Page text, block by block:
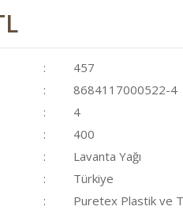
457
8684117000522-4
4
400
Lavanta Yağı
Türkiye
Puretex Plastik ve